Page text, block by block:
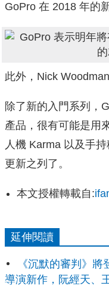
GoPro 在 2018 年的
此外，Nick
除了新的入門系列，
產品，很有可能是用
人機 Karma 以及手
更新之列了。
本文授權轉載自:
延伸閱讀
《沉默的審判》將
導演新作，阮經天、